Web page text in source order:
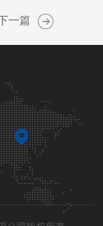
一篇